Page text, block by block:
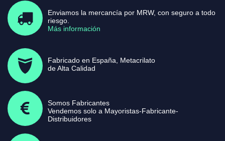
Enviamos la mercancía por MRW, con seguro a todo
riesgo.
Más información
Fabricado en España, Metacrilato
de Alta Calidad
Somos Fabricantes
Vendemos solo a Mayoristas-Fabricante-
Distribuidores